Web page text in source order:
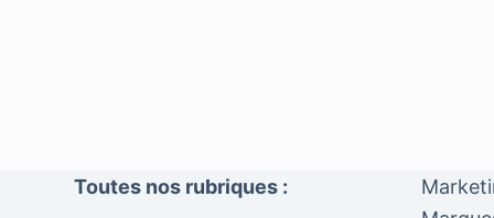
Toutes nos rubriques :